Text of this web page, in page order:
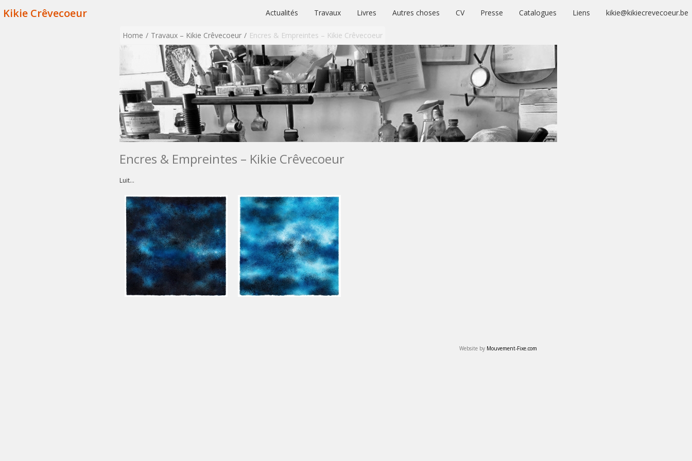
Actualités Travaux Livres Autres choses CV Presse Catalogues Liens kikie@kikiecrevecoeur.be
Kikie Crêvecoeur
Home Travaux – Kikie Crêvecoeur Encres & Empreintes – Kikie Crêvecoeur
Encres & Empreintes – Kikie Crêvecoeur
Luit...
Website by Mouvement-Fixe.com